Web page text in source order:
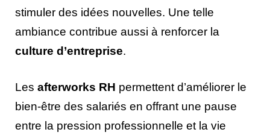
stimuler des idées nouvelles. Une telle
ambiance contribue aussi à renforcer la
culture d’entreprise.
Les afterworks RH permettent d’améliorer le
bien-être des salariés en offrant une pause
entre la pression professionnelle et la vie